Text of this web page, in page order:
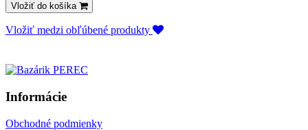
Vložiť do košíka
Vložiť medzi obľúbené produkty
Informácie
Obchodné podmienky